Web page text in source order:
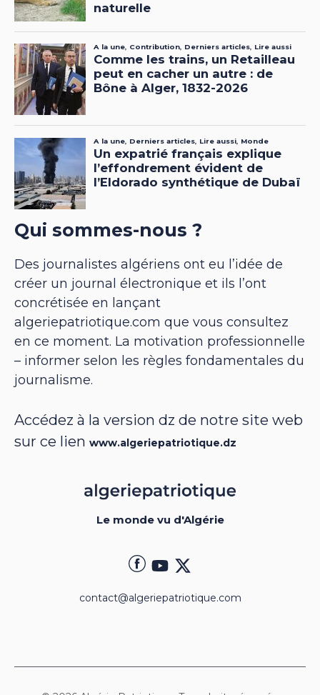
Qui sommes-nous ?
Des journalistes algériens ont eu l’idée de
créer un journal électronique et ils l’ont
concrétisée en lançant
algeriepatriotique.com que vous consultez
en ce moment. La motivation professionnelle
– informer selon les règles fondamentales du
journalisme.
Accédez à la version dz de notre site web
sur ce lien www.algeriepatriotique.dz
Le monde vu d'Algérie
contact@algeriepatriotique.com